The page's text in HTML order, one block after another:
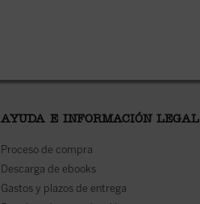
AYUDA E INFORMACIÓN LEGAL
Proceso de compra
Descarga de ebooks
Gastos y plazos de entrega